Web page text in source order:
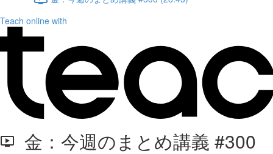
Teach online with
金：今週のまとめ講義 #300